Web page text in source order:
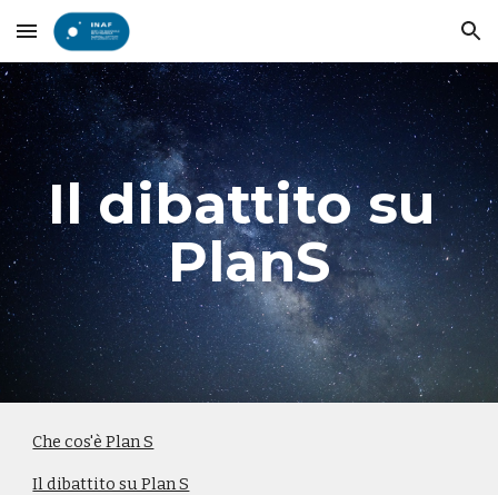
Skip to main content Skip to navigation
Il dibattito su
PlanS
Che cos'è Plan S
Il dibattito su Plan S